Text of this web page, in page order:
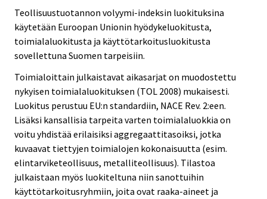
Teollisuustuotannon volyymi-indeksin luokituksina
käytetään Euroopan Unionin hyödykeluokitusta,
toimialaluokitusta ja käyttötarkoitusluokitusta
sovellettuna Suomen tarpeisiin.
Toimialoittain julkaistavat aikasarjat on muodostettu
nykyisen toimialaluokituksen (TOL 2008) mukaisesti.
Luokitus perustuu EU:n standardiin, NACE Rev. 2:een.
Lisäksi kansallisia tarpeita varten toimialaluokkia on
voitu yhdistää erilaisiksi aggregaattitasoiksi, jotka
kuvaavat tiettyjen toimialojen kokonaisuutta (esim.
elintarviketeollisuus, metalliteollisuus). Tilastoa
julkaistaan myös luokiteltuna niin sanottuihin
käyttötarkoitusryhmiin, joita ovat raaka-aineet ja